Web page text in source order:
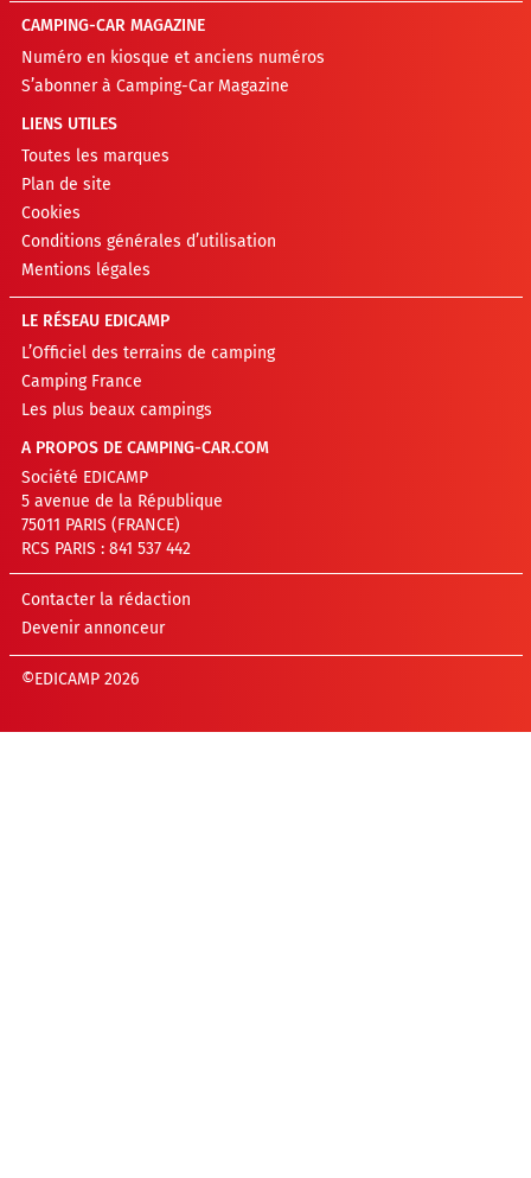
CAMPING-CAR MAGAZINE
Numéro en kiosque et anciens numéros
S’abonner à Camping-Car Magazine
LIENS UTILES
Toutes les marques
Plan de site
Cookies
Conditions générales d’utilisation
Mentions légales
LE RÉSEAU EDICAMP
L’Officiel des terrains de camping
Camping France
Les plus beaux campings
A PROPOS DE CAMPING-CAR.COM
Société EDICAMP
5 avenue de la République
75011 PARIS (FRANCE)
RCS PARIS : 841 537 442
Contacter la rédaction
Devenir annonceur
©EDICAMP 2026